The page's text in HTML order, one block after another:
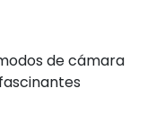
de cámara